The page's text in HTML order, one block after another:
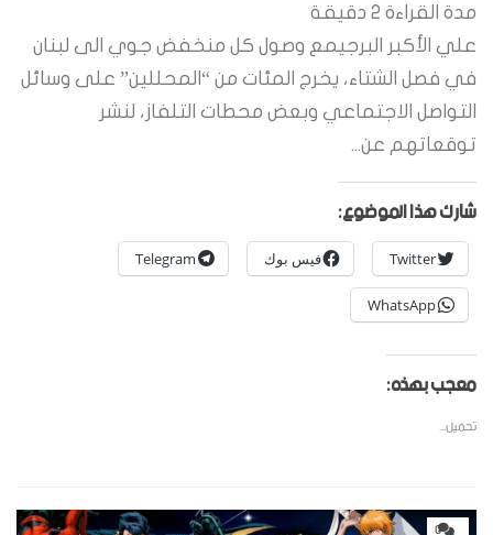
مدة القراءة 2 دقيقة
علي الأكبر البرجيمع وصول كل منخفض جوي الى لبنان
في فصل الشتاء، يخرج المئات من “المحللين” على وسائل
التواصل الاجتماعي وبعض محطات التلفاز، لنشر
توقعاتهم عن...
شارك هذا الموضوع:
Twitter فيس بوك Telegram
WhatsApp
معجب بهذه:
تحميل...